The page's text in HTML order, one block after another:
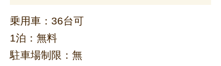
乗用車：36台可
1泊：無料
駐車場制限：無